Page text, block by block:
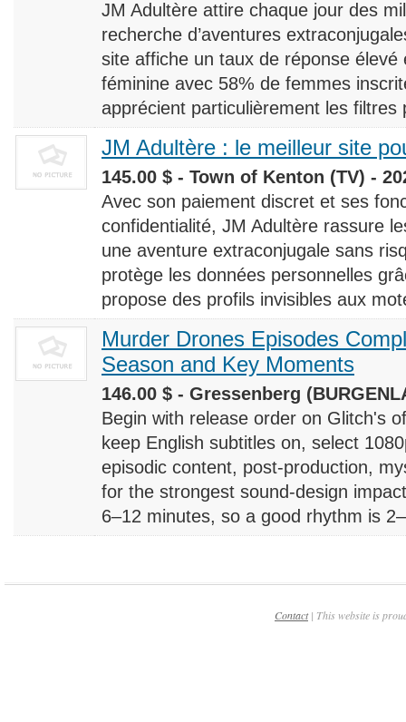
JM Adultère attire chaque jour des
recherche d’aventures
site affiche un taux de réponse
féminine avec 58% de femmes
apprécient particulièrement les filtres
JM Adultère : le meilleur site
145.00 $ - Town of Kenton (TV) -
Avec son paiement discret et ses
confidentialité, JM Adultère rassure
une aventure extraconjugale sans
protège les données personnelles
propose des profils invisibles aux
Murder Drones Episodes
Season and Key Moments
146.00 $ - Gressenberg
Begin with release order on Glitch's
keep English subtitles on, select
episodic content, post-production,
for the strongest sound-design
6–12 minutes, so a good rhythm is
Contact| This website is